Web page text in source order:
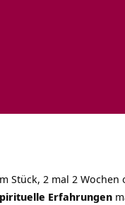
Stück, 2 mal 2
Erfahrungen